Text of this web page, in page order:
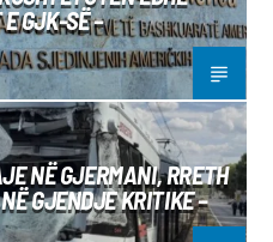
GJK-SË –
NË GJERMANI, RRETH
GJENDJE KRITIKE –